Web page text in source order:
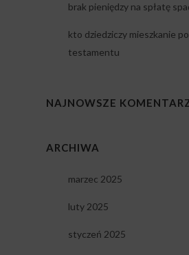
brak pieniędzy na spłatę
kto dziedziczy mieszkanie
testamentu
NAJNOWSZE
ARCHIWA
marzec 2025
luty 2025
styczeń 2025